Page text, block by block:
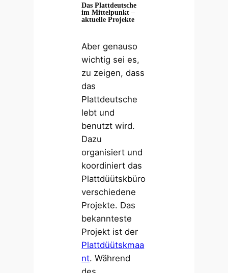
Das Plattdeutsche
im Mittelpunkt –
aktuelle Projekte
Aber genauso
wichtig sei es,
zu zeigen, dass
das
Plattdeutsche
lebt und
benutzt wird.
Dazu
organisiert und
koordiniert das
Plattdüütskbüro
verschiedene
Projekte. Das
bekannteste
Projekt ist der
Plattdüütskmaa
nt. Während